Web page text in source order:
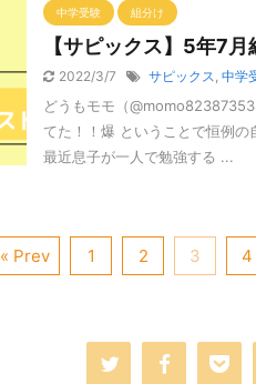
中学受験 組分け
【サピックス】5年7
2022/3/7 サピックス 中学
どうもモモ（
てた！！爆 ということで恒例の
最近息子が一人で勉強する ...
« Prev 1 2 3 4